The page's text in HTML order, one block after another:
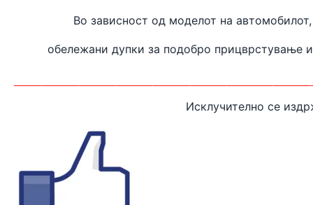
Во зависност од моделот на
обележани дупки за подобро прицврстување
Исклучително се